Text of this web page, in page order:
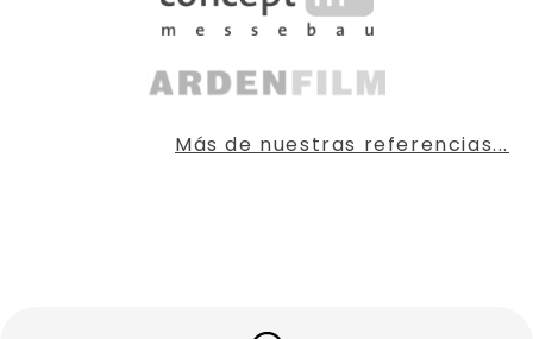
Más de nuestras referencias...